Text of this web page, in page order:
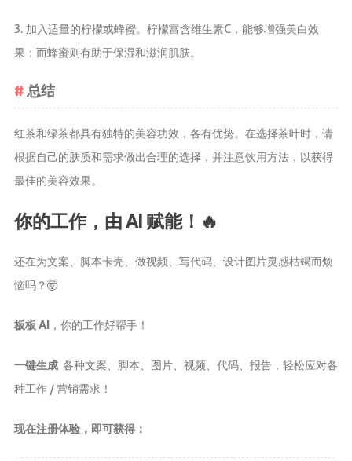
3. 加入适量的柠檬或蜂蜜。柠檬富含维生素C，能够增强美白效
果；而蜂蜜则有助于保湿和滋润肌肤。
总结
红茶和绿茶都具有独特的美容功效，各有优势。在选择茶叶时，请
根据自己的肤质和需求做出合理的选择，并注意饮用方法，以获得
最佳的美容效果。
你的工作，由 AI 赋能！🔥
还在为文案、脚本卡壳、做视频、写代码、设计图片灵感枯竭而烦
恼吗？🤯
板板 AI ，你的工作好帮手！
一键生成 各种文案、脚本、图片、视频、代码、报告，轻松应对各
种工作 / 营销需求！
现在注册体验，即可获得：